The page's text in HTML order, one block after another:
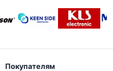
Покупателям